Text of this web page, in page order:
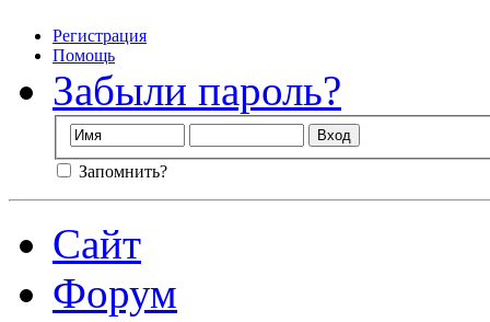
Регистрация
Помощь
Забыли пароль?
Запомнить?
Сайт
Форум